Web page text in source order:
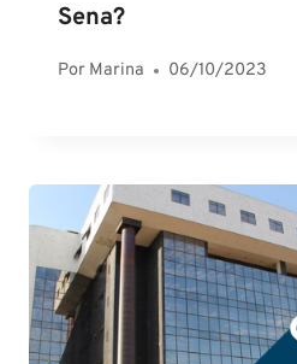
Sena?
Por Marina 06/10/2023